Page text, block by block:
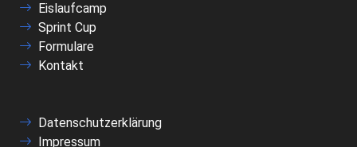
Eislaufcamp
Sprint Cup
Formulare
Kontakt
Datenschutzerklärung
Impressum